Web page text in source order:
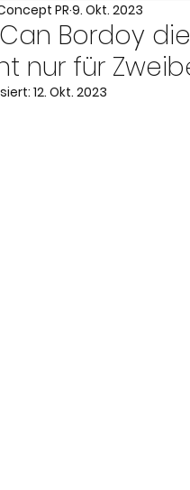
Faust Concept
Hotel & Winery
Bordoy
nur für
PR 9. Okt. 2023
12. Okt. 2023